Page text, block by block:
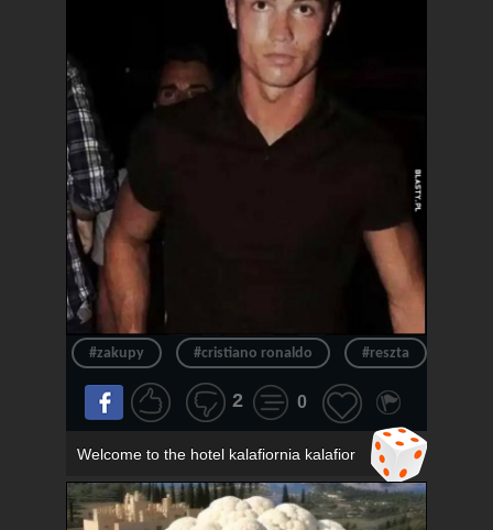
#zakupy #cristiano ronaldo #reszta
2 0
Welcome to the hotel kalafiornia kalafior